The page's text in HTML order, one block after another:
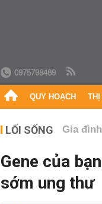
0975798489
QUY HOẠCH
LỐI SỐNG Gia đình
Gene của
sớm ung thư